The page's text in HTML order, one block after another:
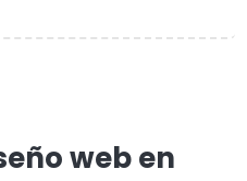
web en